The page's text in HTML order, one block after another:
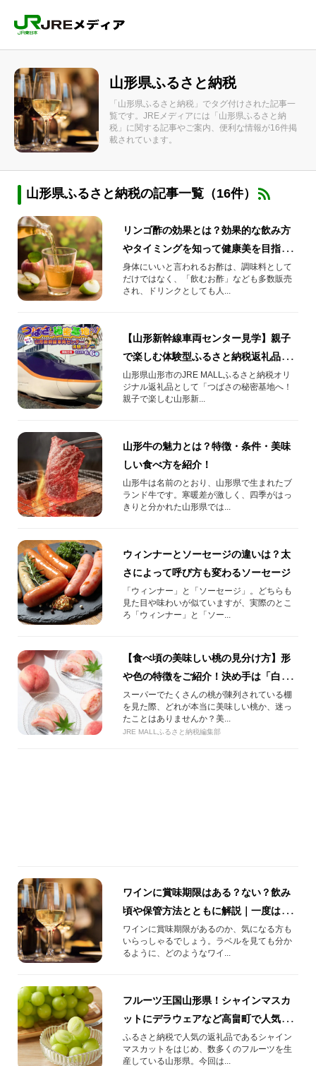
山形県ふるさと納税
「山形県ふるさと納税」でタグ付けされた記事一
覧です。JREメディアには「山形県ふるさと納
税」に関する記事やご案内、便利な情報が16件掲
載されています。
山形県ふるさと納税の記事一覧（16件）
リンゴ酢の効果とは？効果的な飲み方
やタイミングを知って健康美を目指そ
う！
身体にいいと言われるお酢は、調味料として
だけではなく、「飲むお酢」なども多数販売
され、ドリンクとしても人...
【山形新幹線車両センター見学】親子
で楽しむ体験型ふるさと納税返礼品
【つばさの秘密基地へ！】
山形県山形市のJRE MALLふるさと納税オリ
ジナル返礼品として「つばさの秘密基地へ！
親子で楽しむ山形新...
山形牛の魅力とは？特徴・条件・美味
しい食べ方を紹介！
山形牛は名前のとおり、山形県で生まれたブ
ランド牛です。寒暖差が激しく、四季がはっ
きりと分かれた山形県では...
ウィンナーとソーセージの違いは？太
さによって呼び方も変わるソーセージ
「ウィンナー」と「ソーセージ」。どちらも
見た目や味わいが似ていますが、実際のとこ
ろ「ウィンナー」と「ソー...
【食べ頃の美味しい桃の見分け方】形
や色の特徴をご紹介！決め手は「白い
斑点」と「柔らかさ」にありました！
スーパーでたくさんの桃が陳列されている棚
を見た際、どれが本当に美味しい桃か、迷っ
たことはありませんか？美...
JRE MALLふるさと納税編集部
ワインに賞味期限はある？ない？飲み
頃や保管方法とともに解説｜一度は味
わいたい厳選3種も
ワインに賞味期限があるのか、気になる方も
いらっしゃるでしょう。ラベルを見ても分か
るように、どのようなワイ...
フルーツ王国山形県！シャインマスカ
ットにデラウェアなど高畠町で人気の
返礼品をご紹介！
ふるさと納税で人気の返礼品であるシャイン
マスカットをはじめ、数多くのフルーツを生
産している山形県。今回は...